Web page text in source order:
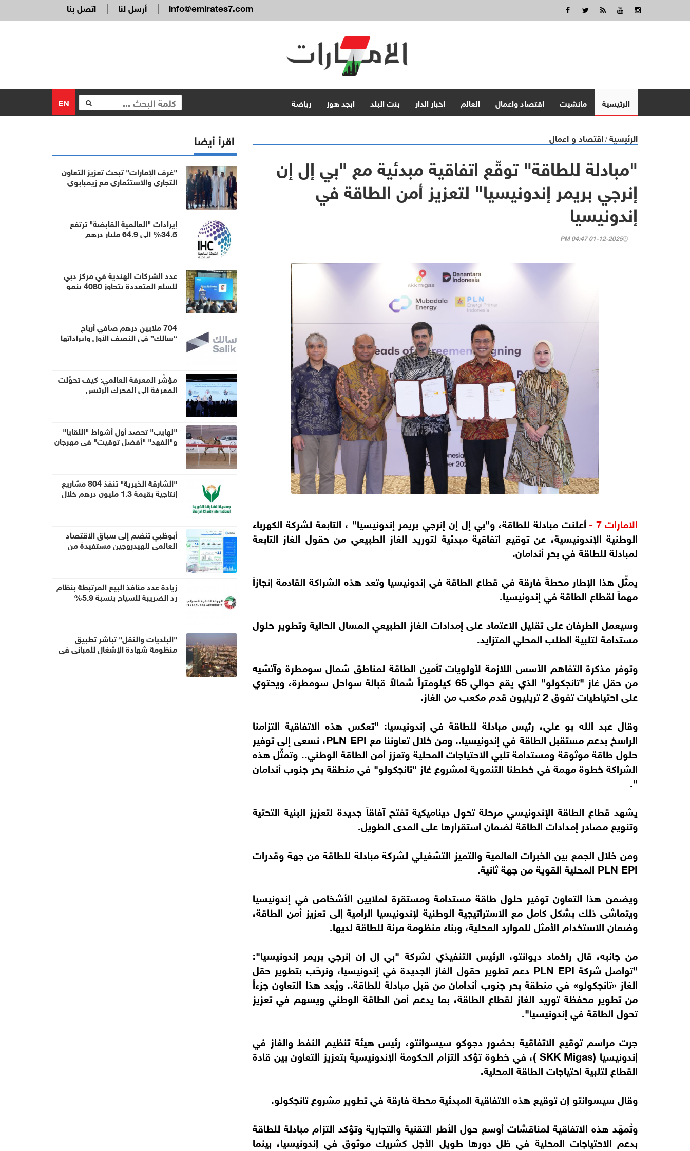
اتصل بنا أرسل لنا info@emirates7.com
الرئيسية مانشيت اقتصاد واعمال العالم اخبار الدار بنت البلد ابجد هوز رياضة EN
الرئيسية / اقتصاد و اعمال
"مبادلة للطاقة" توقّع اتفاقية مبدئية مع "بي إل إن
إنرجي بريمر إندونيسيا" لتعزيز أمن الطاقة في
إندونيسيا
01-12-2025 04:47 PM
الامارات 7 -
أعلنت مبادلة للطاقة، و"بي إل إن إنرجي بريمر إندونيسيا" ، التابعة لشركة الكهرباء
الوطنية الإندونيسية، عن توقيع اتفاقية مبدئية لتوريد الغاز الطبيعي من حقول الغاز التابعة
لمبادلة للطاقة في بحر أندامان.
يمثّل هذا الإطار محطةً فارقة في قطاع الطاقة في إندونيسيا وتعد هذه الشراكة القادمة إنجازاً
مهماً لقطاع الطاقة في إندونيسيا.
وسيعمل الطرفان على تقليل الاعتماد على إمدادات الغاز الطبيعي المسال الحالية وتطوير حلول
مستدامة لتلبية الطلب المحلي المتزايد.
وتوفر مذكرة التفاهم الأسس اللازمة لأولويات تأمين الطاقة لمناطق شمال سومطرة وآتشيه
من حقل غاز "تانجكولو" الذي يقع حوالي 65 كيلومتراً شمالاً قبالة سواحل سومطرة، ويحتوي
على احتياطيات تفوق 2 تريليون قدم مكعب من الغاز.
وقال عبد الله بو علي، رئيس مبادلة للطاقة في إندونيسيا: "تعكس هذه الاتفاقية التزامنا
الراسخ بدعم مستقبل الطاقة في إندونيسيا.. ومن خلال تعاوننا مع PLN EPI، نسعى إلى توفير
حلول طاقة موثوقة ومستدامة تلبي الاحتياجات المحلية وتعزز أمن الطاقة الوطني.. وتمثّل هذه
الشراكة خطوة مهمة في خططنا التنموية لمشروع غاز "تانجكولو" في منطقة بحر جنوب أندامان
".
يشهد قطاع الطاقة الإندونيسي مرحلة تحول ديناميكية تفتح آفاقاً جديدة لتعزيز البنية التحتية
وتنويع مصادر إمدادات الطاقة لضمان استقرارها على المدى الطويل.
ومن خلال الجمع بين الخبرات العالمية والتميز التشغيلي لشركة مبادلة للطاقة من جهة وقدرات
PLN EPI المحلية القوية من جهة ثانية.
ويضمن هذا التعاون توفير حلول طاقة مستدامة ومستقرة لملايين الأشخاص في إندونيسيا
ويتماشى ذلك بشكل كامل مع الاستراتيجية الوطنية لإندونيسيا الرامية إلى تعزيز أمن الطاقة،
وضمان الاستخدام الأمثل للموارد المحلية، وبناء منظومة مرنة للطاقة لديها.
من جانبه، قال راخماد ديوانتو، الرئيس التنفيذي لشركة "بي إل إن إنرجي بريمر إندونيسيا":
"تواصل شركة PLN EPI دعم تطوير حقول الغاز الجديدة في إندونيسيا، ونرحّب بتطوير حقل
الغاز «تانجكولو» في منطقة بحر جنوب أندامان من قبل مبادلة للطاقة.. ويُعد هذا التعاون جزءاً
من تطوير محفظة توريد الغاز لقطاع الطاقة، بما يدعم أمن الطاقة الوطني ويسهم في تعزيز
تحول الطاقة في إندونيسيا".
جرت مراسم توقيع الاتفاقية بحضور دجوكو سيسوانتو، رئيس هيئة تنظيم النفط والغاز في
إندونيسيا (SKK Migas )، في خطوة تؤكد التزام الحكومة الإندونيسية بتعزيز التعاون بين قادة
القطاع لتلبية احتياجات الطاقة المحلية.
وقال سيسوانتو إن توقيع هذه الاتفاقية المبدئية محطة فارقة في تطوير مشروع تانجكولو.
وتُمهّد هذه الاتفاقية لمناقشات أوسع حول الأطر التقنية والتجارية وتؤكد التزام مبادلة للطاقة
بدعم الاحتياجات المحلية في ظل دورها طويل الأجل كشريك موثوق في إندونيسيا، بينما
اقرأ أيضا
"غرف الإمارات" تبحث تعزيز التعاون
التجاري والاستثماري مع زيمبابوي
إيرادات "العالمية القابضة" ترتفع
34.5% إلى 64.9 مليار درهم
عدد الشركات الهندية في مركز دبي
للسلع المتعددة يتجاوز 4080 بنمو
704 ملايين درهم صافي أرباح
“سالك” في النصف الأول وإيراداتها
مؤشِّر المعرفة العالمي: كيف تحوَّلت
المعرفة إلى المحرك الرئيس
"لهايب" تحصد أول أشواط "اللقايا"
و"الفهد" "أفضل توقيت" في مهرجان
"الشارقة الخيرية" تنفذ 804 مشاريع
إنتاجية بقيمة 1.3 مليون درهم خلال
أبوظبي تنضم إلى سباق الاقتصاد
العالمي للهيدروجين مستفيدةً من
زيادة عدد منافذ البيع المرتبطة بنظام
رد الضريبة للسياح بنسبة 5.9%
"البلديات والنقل" تباشر تطبيق
منظومة شهادة الإشغال للمباني في